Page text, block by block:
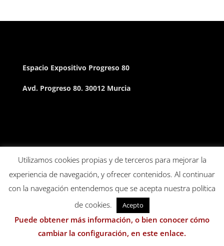
Espacio Expositivo Progreso 80
Avd. Progreso 80. 30012 Murcia
Utilizamos cookies propias y de terceros para mejorar la
experiencia de navegación, y ofrecer contenidos. Al continuar
con la navegación entendemos que se acepta nuestra política
de cookies.
Acepto
Puede obtener más información, o bien conocer cómo
cambiar la configuración, en este enlace.